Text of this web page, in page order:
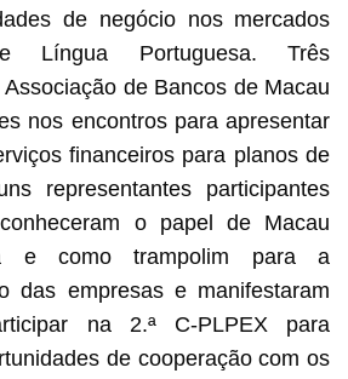
de negócio nos mercados
Língua Portuguesa. Três
de Bancos de Macau
nos encontros para apresentar
financeiros para planos de
representantes participantes
o papel de Macau
e como trampolim para a
das empresas e manifestaram
na 2.ª C-PLPEX para
de cooperação com os